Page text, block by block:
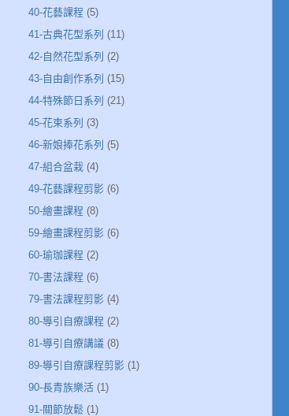
40-花藝課程 (5)
41-古典花型系列 (11)
42-自然花型系列 (2)
43-自由創作系列 (15)
44-特殊節日系列 (21)
45-花束系列 (3)
46-新娘捧花系列 (5)
47-組合盆栽 (4)
49-花藝課程剪影 (6)
50-繪畫課程 (8)
59-繪畫課程剪影 (6)
60-瑜珈課程 (2)
70-書法課程 (6)
79-書法課程剪影 (4)
80-導引自療課程 (2)
81-導引自療講議 (8)
89-導引自療課程剪影 (1)
90-長青族樂活 (1)
91-關節放鬆 (1)